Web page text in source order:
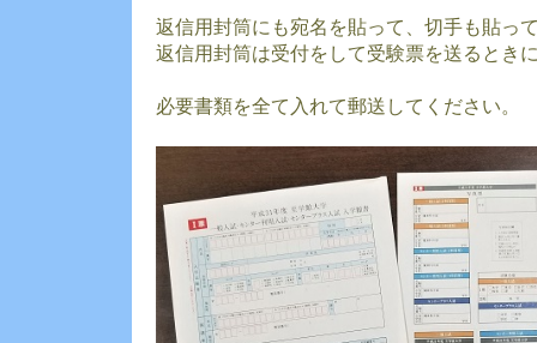
返信用封筒にも宛名を貼って、切手も貼っ
返信用封筒は受付をして受験票を送るとき
必要書類を全て入れて郵送してください。